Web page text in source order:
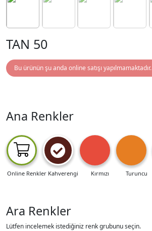
TAN 50
Bu ürünün şu anda online satışı yapılmamaktadır.
Ana Renkler
Online Renkler Kahverengi Kırmızı Turuncu
Ara Renkler
Lütfen incelemek istediğiniz renk grubunu seçin.